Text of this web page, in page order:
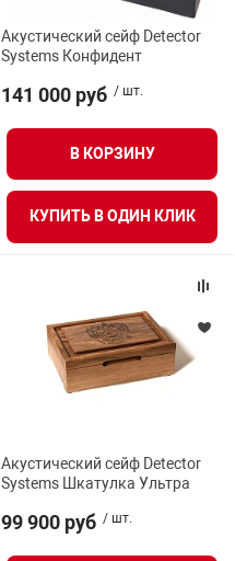
Средства
Стволы
Узлы
Установки
Шкафы
Щиты
Табло
Термошкафы
Акустический сейф Detector
Systems Конфидент
141 000 руб / шт.
В КОРЗИНУ
КУПИТЬ В ОДИН КЛИК
Акустический сейф Detector
Systems Шкатулка Ультра
99 900 руб / шт.